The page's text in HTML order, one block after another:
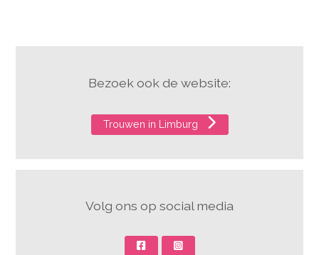
Bezoek ook de website:
Trouwen in Limburg
Volg ons op social media